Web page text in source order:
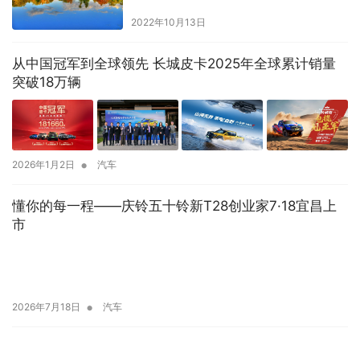
2022年10月13日
从中国冠军到全球领先 长城皮卡2025年全球累计销量
突破18万辆
2026年1月2日 • 汽车
懂你的每一程——庆铃五十铃新T28创业家7·18宜昌上
市
2026年7月18日 • 汽车